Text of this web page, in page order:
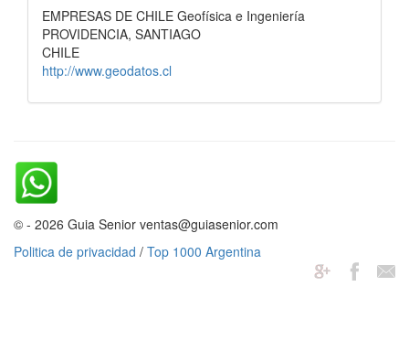
EMPRESAS DE CHILE Geofísica e Ingeniería
PROVIDENCIA, SANTIAGO
CHILE
http://www.geodatos.cl
© - 2026 Guia Senior ventas@guiasenior.com
Politica de privacidad / Top 1000 Argentina